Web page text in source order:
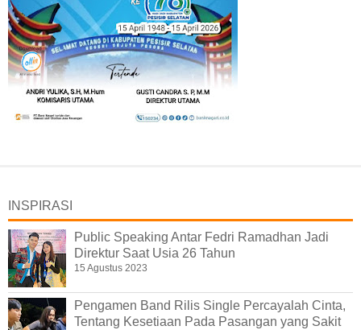
INSPIRASI
Public Speaking Antar Fedri Ramadhan Jadi
Direktur Saat Usia 26 Tahun
15 Agustus 2023
Pengamen Band Rilis Single Percayalah Cinta,
Tentang Kesetiaan Pada Pasangan yang Sakit